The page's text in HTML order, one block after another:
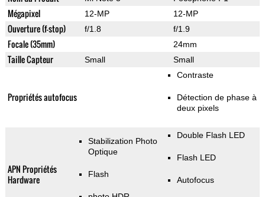
Mégapixel 12-MP 12-MP
Ouverture (f-stop) f/1.8 f/1.9
Focale (35mm) 24mm
Taille Capteur Small Small
Propriétés autofocus
Contraste
Détection de phase à
deux pixels
APN Propriétés
Hardware
Stabilization Photo
Optique
Flash
Double Flash LED
Flash LED
Autofocus